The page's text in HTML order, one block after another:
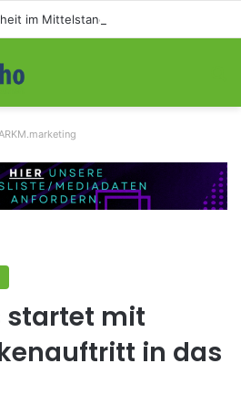
startet mit
in das